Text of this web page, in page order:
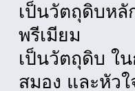
เป็นวัตถุดิบห
พรีเมียม
เป็นวัตถุดิบ ใ
สมอง และหัวใ